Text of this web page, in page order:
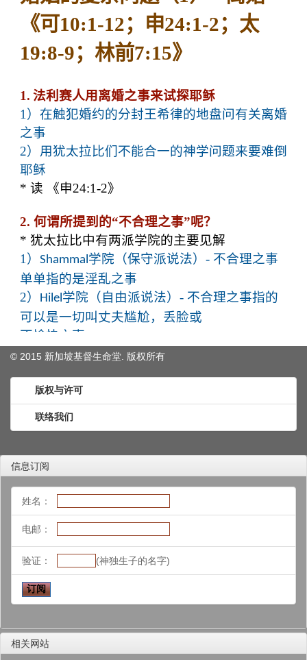
© 2015 新加坡基督生命堂. 版权所有
版权与许可
联络我们
信息订阅
姓名：
电邮：
验证： (神独生子的名字)
相关网站